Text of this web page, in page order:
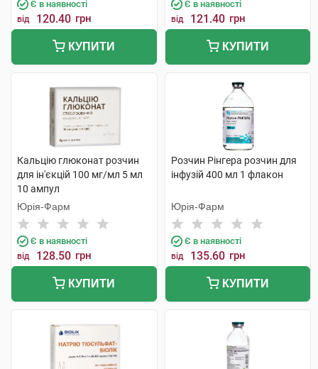
Є в наявності
від 120.40 грн
КУПИТИ
Є в наявності
від 121.40 грн
КУПИТИ
Кальцію глюконат розчин
для ін'єкцій 100 мг/мл 5 мл
10 ампул
Юрія-Фарм
Є в наявності
від 128.50 грн
КУПИТИ
Розчин Рінгера розчин для
інфузій 400 мл 1 флакон
Юрія-Фарм
Є в наявності
від 135.60 грн
КУПИТИ